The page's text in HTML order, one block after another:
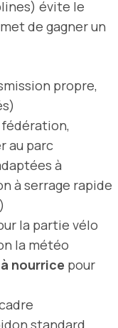
évite le
de gagner un
propre,
fédération,
au parc
à
à serrage rapide
la partie vélo
la météo
nourrice pour
standard